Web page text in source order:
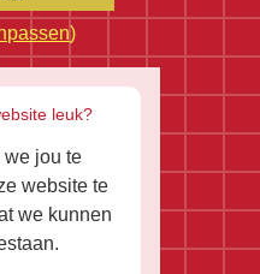
)
leuk?
we jou te
website te
we kunnen